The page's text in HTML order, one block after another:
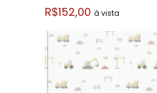
R$152,00 á vista